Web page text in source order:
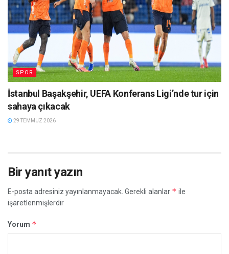
SPOR
İstanbul Başakşehir, UEFA Konferans Ligi’nde tur için
sahaya çıkacak
29 TEMMUZ 2026
Bir yanıt yazın
E-posta adresiniz yayınlanmayacak. Gerekli alanlar * ile
işaretlenmişlerdir
Yorum *